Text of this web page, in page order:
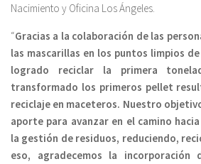
Nacimiento y Oficina Los Ángeles.
“Gracias a la colaboración de las
las mascarillas en los puntos limpios
logrado reciclar la primera
transformado los primeros pellet
reciclaje en maceteros. Nuestro
aporte para avanzar en el camino
la gestión de residuos, reduciendo,
eso, agradecemos la incorporación